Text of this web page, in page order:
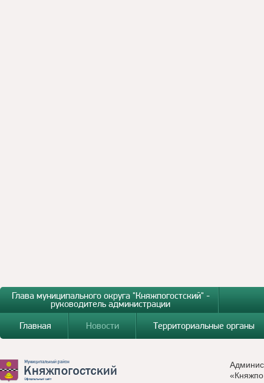
Глава муниципального округа "Княжпогостский" -
руководитель администрации
Главная
Новости Территориальные органы